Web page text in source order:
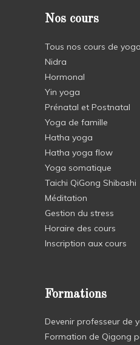
Nos cours
Tous nos cours de yoga
Nidra
Hormonal
Yin yoga
Prénatal et Postnatal
Yoga de famille
Hatha yoga
Hatha yoga flow
Yoga somatique
Taichi QiGong Shibashi
Méditation
Gestion du stress
Horaire des cours
Inscription aux cours
Formations
Devenir professeur de
Formation de Qigong